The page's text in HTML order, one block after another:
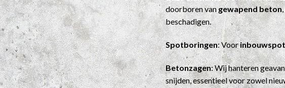
doorboren vangewapend beton
beschadigen.
Spotboringen: Voor
Betonzagen: Wij hanteren
snijden, essentieel voor zowel